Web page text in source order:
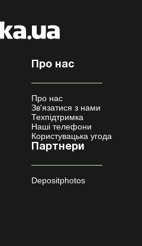
Про нас
Про нас
Зв'язатися з нами
Техпідтримка
Наші телефони
Користувацька угода
Партнери
Depositphotos